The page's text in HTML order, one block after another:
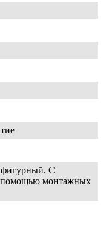
фигурный. С
помощью монтажных